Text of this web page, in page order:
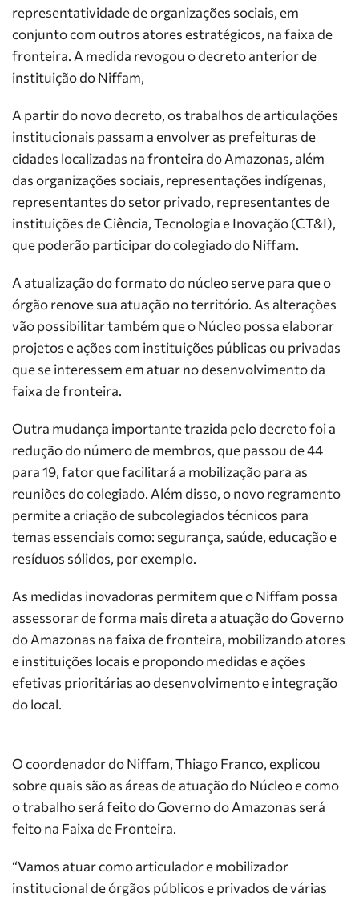
representatividade de organizações sociais, em
conjunto com outros atores estratégicos, na faixa de
fronteira. A medida revogou o decreto anterior de
instituição do Niffam,
A partir do novo decreto, os trabalhos de articulações
institucionais passam a envolver as prefeituras de
cidades localizadas na fronteira do Amazonas, além
das organizações sociais, representações indígenas,
representantes do setor privado, representantes de
instituições de Ciência, Tecnologia e Inovação (CT&I),
que poderão participar do colegiado do Niffam.
A atualização do formato do núcleo serve para que o
órgão renove sua atuação no território. As alterações
vão possibilitar também que o Núcleo possa elaborar
projetos e ações com instituições públicas ou privadas
que se interessem em atuar no desenvolvimento da
faixa de fronteira.
Outra mudança importante trazida pelo decreto foi a
redução do número de membros, que passou de 44
para 19, fator que facilitará a mobilização para as
reuniões do colegiado. Além disso, o novo regramento
permite a criação de subcolegiados técnicos para
temas essenciais como: segurança, saúde, educação e
resíduos sólidos, por exemplo.
As medidas inovadoras permitem que o Niffam possa
assessorar de forma mais direta a atuação do Governo
do Amazonas na faixa de fronteira, mobilizando atores
e instituições locais e propondo medidas e ações
efetivas prioritárias ao desenvolvimento e integração
do local.
O coordenador do Niffam, Thiago Franco, explicou
sobre quais são as áreas de atuação do Núcleo e como
o trabalho será feito do Governo do Amazonas será
feito na Faixa de Fronteira.
“Vamos atuar como articulador e mobilizador
institucional de órgãos públicos e privados de várias